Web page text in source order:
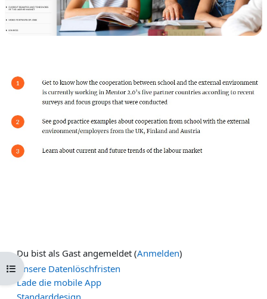
Kursindex öffnen
Du bist als Gast angemeldet (Anmelden)
Unsere Datenlöschfristen
Lade die mobile App
Standarddesign